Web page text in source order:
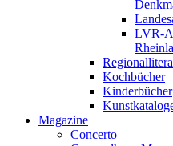
LVR-
Kochbücher
Kinderbücher
Magazine
Concerto